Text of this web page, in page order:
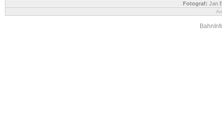
Fotograf: Jan